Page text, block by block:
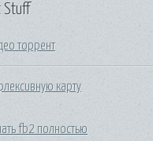
Stuff
торрент
карту
fb2 полностью